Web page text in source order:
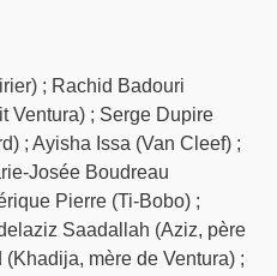
; Rachid Badouri
Ventura) ; Serge Dupire
; Ayisha Issa (Van Cleef) ;
Josée Boudreau
Pierre (Ti-Bobo) ;
Saadallah (Aziz, père
mère de Ventura) ;